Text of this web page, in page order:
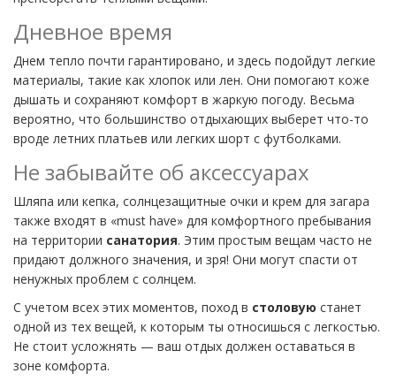
Дневное время
Днем тепло почти гарантировано, и здесь подойдут легкие
материалы, такие как хлопок или лен. Они помогают коже
дышать и сохраняют комфорт в жаркую погоду. Весьма
вероятно, что большинство отдыхающих выберет что-то
вроде летних платьев или легких шорт с футболками.
Не забывайте об аксессуарах
Шляпа или кепка, солнцезащитные очки и крем для загара
также входят в «must have» для комфортного пребывания
на территории санатория. Этим простым вещам часто не
придают должного значения, и зря! Они могут спасти от
ненужных проблем с солнцем.
С учетом всех этих моментов, поход в столовую станет
одной из тех вещей, к которым ты относишься с легкостью.
Не стоит усложнять — ваш отдых должен оставаться в
зоне комфорта.